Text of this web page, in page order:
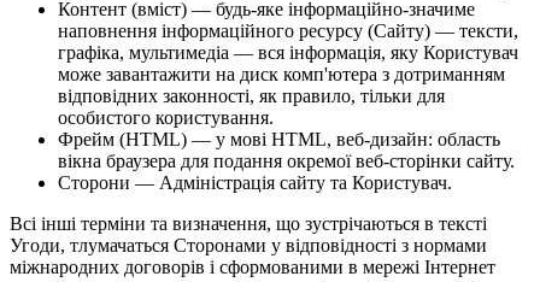
Контент (вміст) — будь-яке інформаційно-значиме
наповнення інформаційного ресурсу (Сайту) — тексти,
графіка, мультимедіа — вся інформація, яку Користувач
може завантажити на диск комп'ютера з дотриманням
відповідних законності, як правило, тільки для
особистого користування.
Фрейм (HTML) — у мові HTML, веб-дизайн: область
вікна браузера для подання окремої веб-сторінки сайту.
Сторони — Адміністрація сайту та Користувач.
Всі інші терміни та визначення, що зустрічаються в тексті
Угоди, тлумачаться Сторонами у відповідності з нормами
міжнародних договорів і сформованими в мережі Інтернет